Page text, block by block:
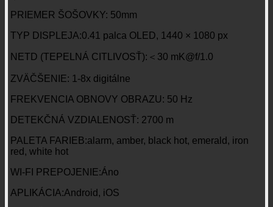
PRIEMER ŠOŠOVKY: 50mm
TYP DISPLEJA:0.41 palca OLED, 1440 × 1080 px
NETD (TEPELNÁ CITLIVOSŤ):＜30 mK@f/1.0
ZVÄČŠENIE: 1-8x digitálne
FREKVENCIA OBNOVY OBRAZU: 50 Hz
DETEKČNÁ VZDIALENOSŤ: 2700 m
PALETA FARIEB:alarm, amber, black hot, emerald, iron
red, white hot
WI-FI PREPOJENIE:Áno
APLIKÁCIA:Android, iOS